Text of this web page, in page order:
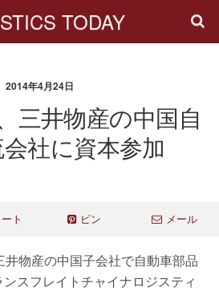
TODAY
2014年4月24日
三井物産の中国自
社に資本参加
ト ピン メール
井物産の中国子会社で自動車部品
スフレイトチャイナロジスティ